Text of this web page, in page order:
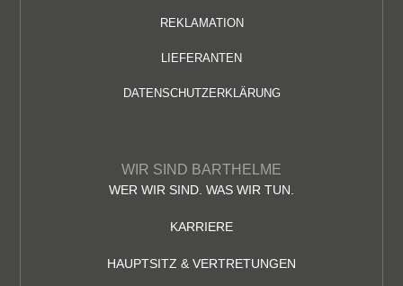
REKLAMATION
LIEFERANTEN
DATENSCHUTZERKLÄRUNG
WIR SIND BARTHELME
WER WIR SIND. WAS WIR TUN.
KARRIERE
HAUPTSITZ & VERTRETUNGEN